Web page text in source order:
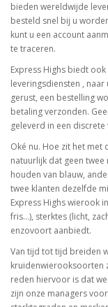
bieden wereldwijde
besteld snel bij u
kunt u een account
te traceren.
Express Highs biedt
leveringsdiensten ,
gerust, een bestelling
betaling verzonden.
geleverd in een
Oké nu. Hoe zit het met
natuurlijk dat geen
houden van blauw,
twee klanten dezelfde
Express Highs wierook
fris...), sterktes (licht,
enzovoort aanbiedt.
Van tijd tot tijd breiden
kruidenwierooksoorten
reden hiervoor is dat
zijn onze managers